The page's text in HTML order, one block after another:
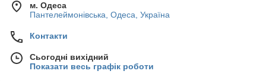
м. Одеса
Пантелеймонівська, Одеса, Україна
Контакти
Сьогодні вихідний
Показати весь графік роботи